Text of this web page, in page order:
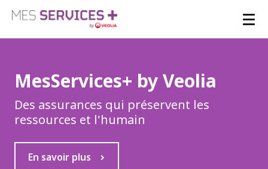
MesServices+ by Veolia
Des assurances qui préservent les
ressources et l'humain
En savoir plus